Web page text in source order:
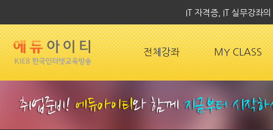
IT 자격증, IT 실무강좌
전체강좌 MY CLASS